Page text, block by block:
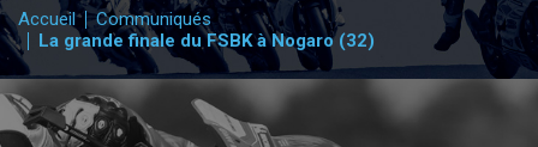
PARTENAIRES
PRESSE
Accueil
Communiqués
La grande finale du FSBK à Nogaro (32)